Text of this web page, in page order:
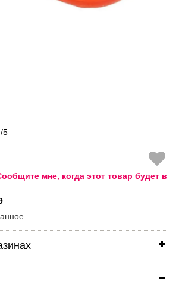
5
мне, когда этот товар будет в